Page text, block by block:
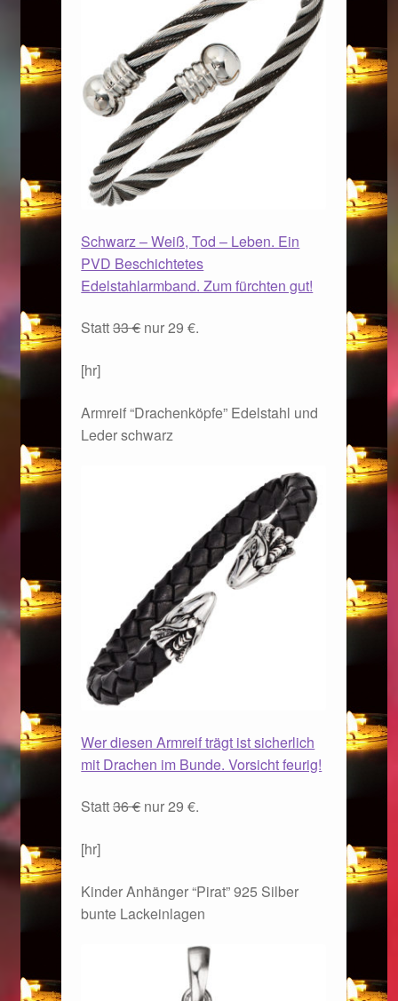
Schwarz – Weiß, Tod – Leben. Ein
PVD Beschichtetes
Edelstahlarmband. Zum fürchten gut!
Statt33 €nur 29 €.
[hr]
Armreif “Drachenköpfe” Edelstahl und
Leder schwarz
Wer diesen Armreif trägt ist sicherlich
mit Drachen im Bunde. Vorsicht feurig!
Statt36 €nur 29 €.
[hr]
Kinder Anhänger “Pirat” 925 Silber
bunte Lackeinlagen